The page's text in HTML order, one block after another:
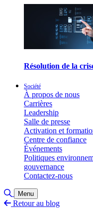
Résolution de la
Société
À propos de nous
Carrières
Leadership
Salle de presse
Activation et
Centre de confiance
Événements
Politiques
gouvernance
Contactez-nous
Basculer la recherche
Menu
Retour au blog